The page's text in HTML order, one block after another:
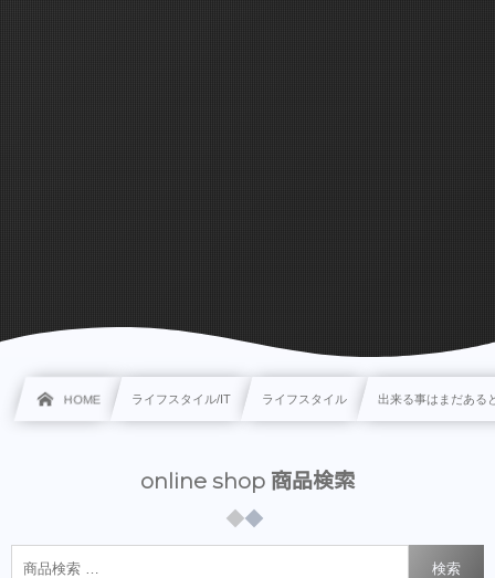
HOME ライフスタイル/IT ライフスタイル 出来る事はまだある
online shop 商品検索
検索